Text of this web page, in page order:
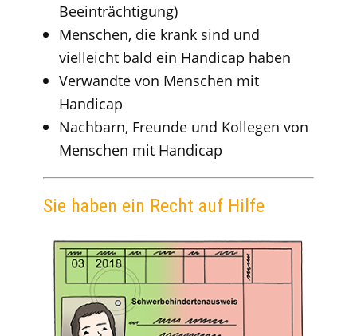
Beeinträchtigung)
Menschen, die krank sind und
vielleicht bald ein Handicap haben
Verwandte von Menschen mit
Handicap
Nachbarn, Freunde und Kollegen von
Menschen mit Handicap
Sie haben ein Recht auf Hilfe